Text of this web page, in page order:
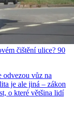
čištění ulice? 90
vůz na
je ale jiná – zákon
o které většina lidí